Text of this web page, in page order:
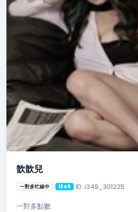
歆歆兒
一對多忙線中 i349 ID: i349_301225
一對多點數